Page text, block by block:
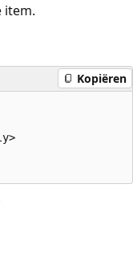
item.
Kopiëren